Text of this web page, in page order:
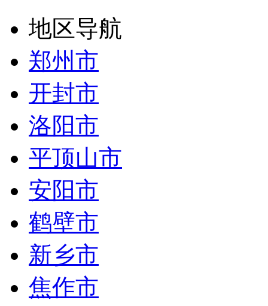
地区导航
郑州市
开封市
洛阳市
平顶山市
安阳市
鹤壁市
新乡市
焦作市